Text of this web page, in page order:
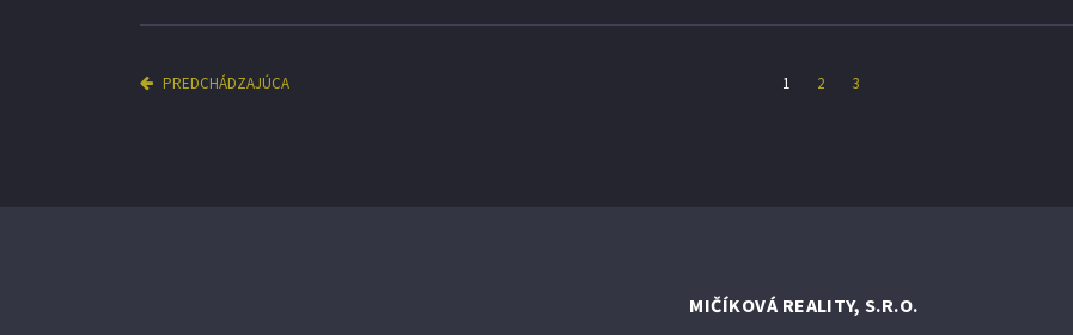
PREDCHÁDZAJÚCA 1 2 3
MIČÍKOVÁ REALITY, S.R.O.